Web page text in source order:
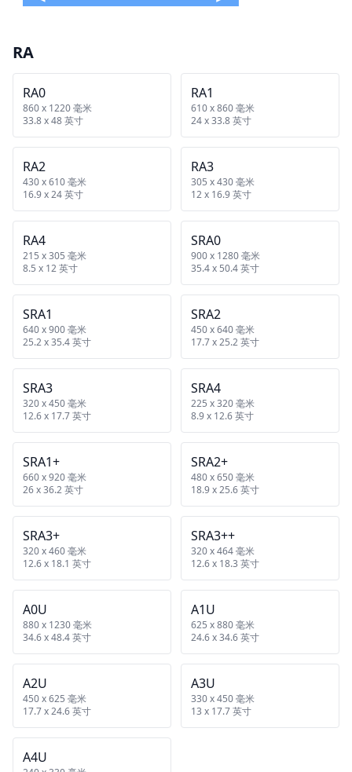
RA
RA0
860 x 1220 毫米
33.8 x 48 英寸
RA1
610 x 860 毫米
24 x 33.8 英寸
RA2
430 x 610 毫米
16.9 x 24 英寸
RA3
305 x 430 毫米
12 x 16.9 英寸
RA4
215 x 305 毫米
8.5 x 12 英寸
SRA0
900 x 1280 毫米
35.4 x 50.4 英寸
SRA1
640 x 900 毫米
25.2 x 35.4 英寸
SRA2
450 x 640 毫米
17.7 x 25.2 英寸
SRA3
320 x 450 毫米
12.6 x 17.7 英寸
SRA4
225 x 320 毫米
8.9 x 12.6 英寸
SRA1+
660 x 920 毫米
26 x 36.2 英寸
SRA2+
480 x 650 毫米
18.9 x 25.6 英寸
SRA3+
320 x 460 毫米
12.6 x 18.1 英寸
SRA3++
320 x 464 毫米
12.6 x 18.3 英寸
A0U
880 x 1230 毫米
34.6 x 48.4 英寸
A1U
625 x 880 毫米
24.6 x 34.6 英寸
A2U
450 x 625 毫米
17.7 x 24.6 英寸
A3U
330 x 450 毫米
13 x 17.7 英寸
A4U